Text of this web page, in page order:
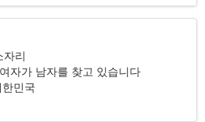
자리
자가 남자를 찾고 있습니다
민국